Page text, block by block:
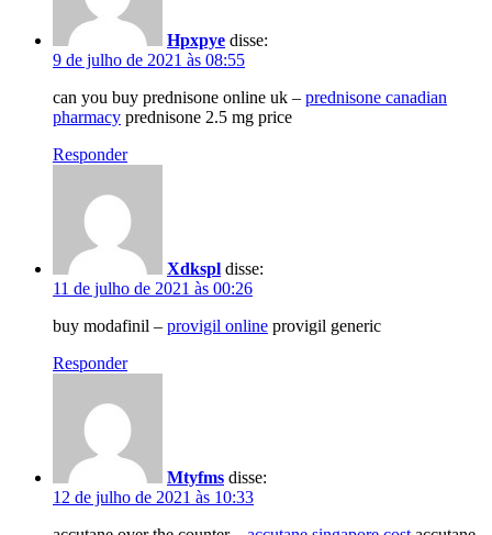
Hpxpye disse:
9 de julho de 2021 às 08:55
can you buy prednisone online uk – prednisone canadian
pharmacy prednisone 2.5 mg price
Responder
Xdkspl disse:
11 de julho de 2021 às 00:26
buy modafinil – provigil online provigil generic
Responder
Mtyfms disse:
12 de julho de 2021 às 10:33